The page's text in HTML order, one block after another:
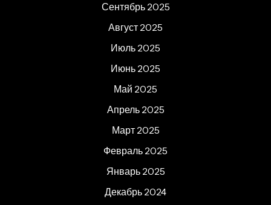
Сентябрь 2025
Август 2025
Июль 2025
Июнь 2025
Май 2025
Апрель 2025
Март 2025
Февраль 2025
Январь 2025
Декабрь 2024